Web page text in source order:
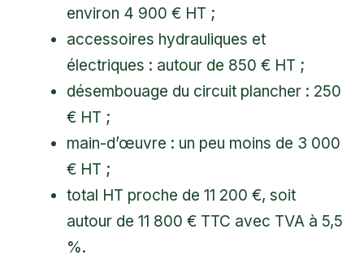
environ 4 900 € HT ;
accessoires hydrauliques et
électriques : autour de 850 € HT ;
désembouage du circuit plancher : 250
€ HT ;
main-d’œuvre : un peu moins de 3 000
€ HT ;
total HT proche de 11 200 €, soit
autour de 11 800 € TTC avec TVA à 5,5
%.